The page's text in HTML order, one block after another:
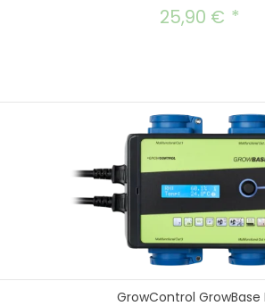
Regulärer
25,90 €
GrowControl GrowBase